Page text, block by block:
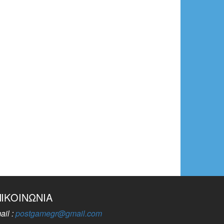
:postgamegr@gmail.com